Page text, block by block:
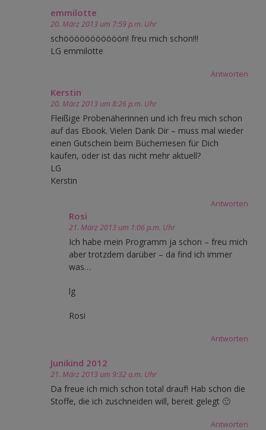
emmilotte
20. März 2013 um 7:59 p.m. Uhr
schööööööööööön! freu mich schon!!!
LG emmilotte
Antworten
Kerstin
20. März 2013 um 8:26 p.m. Uhr
Fleißige Probenäherinnen und ich freu mich schon
auf das Ebook. Vielen Dank Dir – muss mal wieder
einen Gutschein beim Bücherriesen für Dich
kaufen, oder ist das nicht mehr aktuell?
LG
Kerstin
Antworten
Rosi
21. März 2013 um 1:06 p.m. Uhr
Ich habe mein Programm ja schon – freu mich
aber trotzdem darüber – da find ich immer
was…
lg
Rosi
Antworten
Junikind 2012
21. März 2013 um 9:32 a.m. Uhr
Da freue ich mich schon total drauf! Hab schon die
Stoffe, die ich zuschneiden will, bereit gelegt 🙂
Antworten